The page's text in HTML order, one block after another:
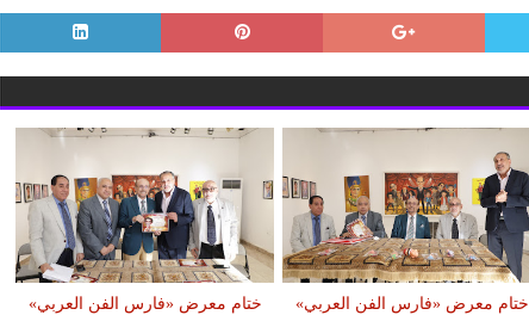
ختام معرض «فارس الفن العربي»
ختام معرض «فارس الفن العربي»